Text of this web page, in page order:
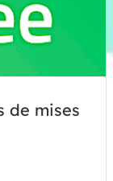
de mises